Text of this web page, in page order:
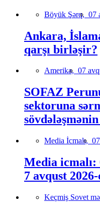
Böyük Şərq, 07
Ankara,
qarşı birləşir?
Amerika, 07
SOFAZ
sektoruna
Media İcmalı,
Media icmalı:
7 avqust
Keçmiş Sovet